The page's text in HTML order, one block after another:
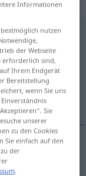
Informationen
nutzen
der Webseite
erforderlich sind,
Ihrem Endgerät
Bereitstellung
wenn Sie uns
Sie
unserer
zu den Cookies
Sie einfach auf den
der
.